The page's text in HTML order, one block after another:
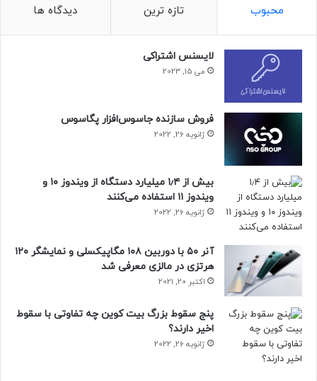
نشان می‌دهد که چه مقدار تنوع در این دانه‌های ریز وجود دارد که
اکثر مردم در زندگی روزمره خود آن را نادیده می‌گیرند و گاهی
هنگام قدم‌زدن با بی‌توجهی از روی آن‌ها رد می‌شوند.
مقاله‌های مرتبط:
عجیب‌ترین مسافرانی که تاکنون در مترو دیده شده‌اند
تصاویری جالب از محصولاتی که با طراحی جذابشان دلبری
می‌کنند
این عکاس گیاه‌دوست هدف خود از کارش را این‌گونه توضیح
می‌دهد:
هدف کار من این است که جزئیاتی از
محبوب تازه ترین دیدگاه ها
لایسنس اشتراکی
می 15, 2023
فروش سازنده جاسوس‌افزار پگاسوس
ژانویه 26, 2022
بیش از ۱٫۴ میلیارد دستگاه از ویندوز ۱۰ و
ویندوز ۱۱ استفاده می‌کنند
ژانویه 26, 2022
آنر ۵۰ با دوربین ۱۰۸ مگاپیکسلی و نمایشگر ۱۲۰
هرتزی در مالزی معرفی شد
اکتبر 20, 2021
پنج سقوط بزرگ بیت کوین چه تفاوتی با سقوط
اخیر دارند؟
ژانویه 26, 2022